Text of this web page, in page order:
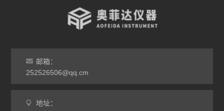
灰分马弗炉
非标定做马弗炉
邮箱：
252526506@qq.cm
地址：